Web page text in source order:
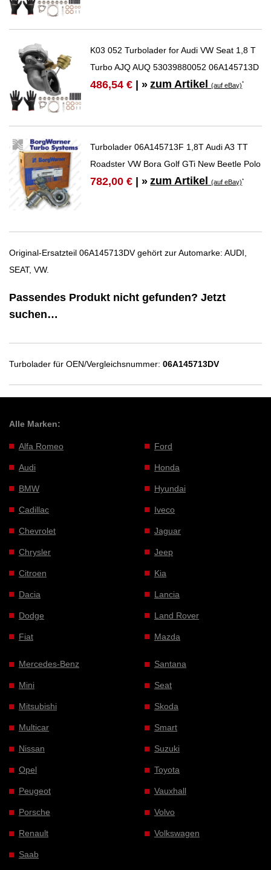
K03 052 Turbolader for Audi VW Seat 1,8 T
Turbo AJQ AUQ 53039880052 06A145713D
486,54 € | » zum Artikel(auf eBay)*
Turbolader 06A145713F 1,8T Audi A3 TT
Roadster VW Bora Golf GTi New Beetle Polo
782,00 € | » zum Artikel(auf eBay)*
Original-Ersatzteil 06A145713DV gehört zur Automarke: AUDI,
SEAT, VW.
Passendes Produkt nicht gefunden? Jetzt
suchen…
Turbolader für OEN/Vergleichsnummer: 06A145713DV
Alle Marken:
Alfa Romeo
Audi
BMW
Cadillac
Chevrolet
Chrysler
Citroen
Dacia
Dodge
Fiat
Ford
Honda
Hyundai
Iveco
Jaguar
Jeep
Kia
Lancia
Land Rover
Mazda
Mercedes-Benz
Mini
Mitsubishi
Multicar
Nissan
Opel
Peugeot
Porsche
Renault
Saab
Santana
Seat
Skoda
Smart
Suzuki
Toyota
Vauxhall
Volvo
Volkswagen